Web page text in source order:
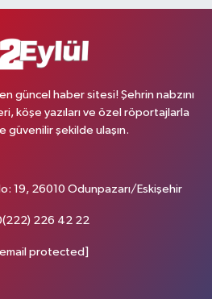
güncel haber sitesi! Şehrin nabzını
köşe yazıları ve özel röportajlarla
güvenilir şekilde ulaşın.
19, 26010 Odunpazarı/Eskişehir
226 42 22
protected]